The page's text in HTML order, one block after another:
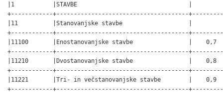
|1           |STAVBE                                |
+------------+--------------------------------------
|11          |Stanovanjske stavbe                   |
+------------+--------------------------------------
|11100       |Enostanovanjske stavbe                |    0,7
+------------+--------------------------------------
|11210       |Dvostanovanjske stavbe                |    0,8
+------------+--------------------------------------
|11221       |Tri- in večstanovanjske stavbe        |    0,9
+------------+--------------------------------------